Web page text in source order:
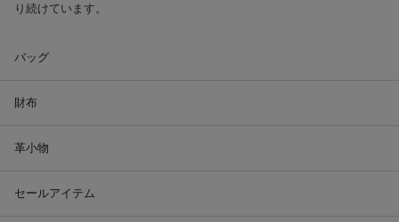
り続けています。
バッグ
財布
革小物
セールアイテム